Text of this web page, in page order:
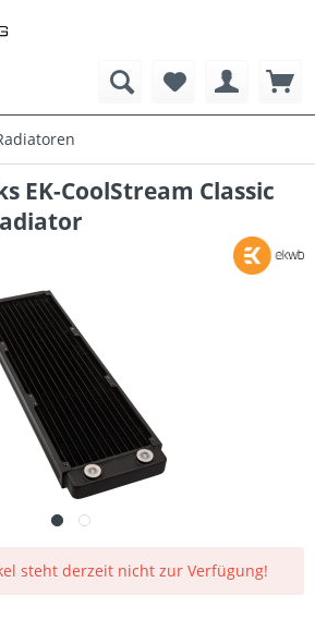
EK-CoolStream Classic
steht derzeit nicht zur Verfügung!